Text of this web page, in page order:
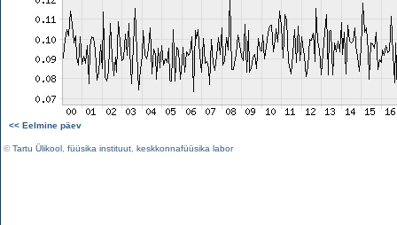
<< Eelmine päev
©Tartu Ülikool füüsika instituut keskkonnafüüsika labor